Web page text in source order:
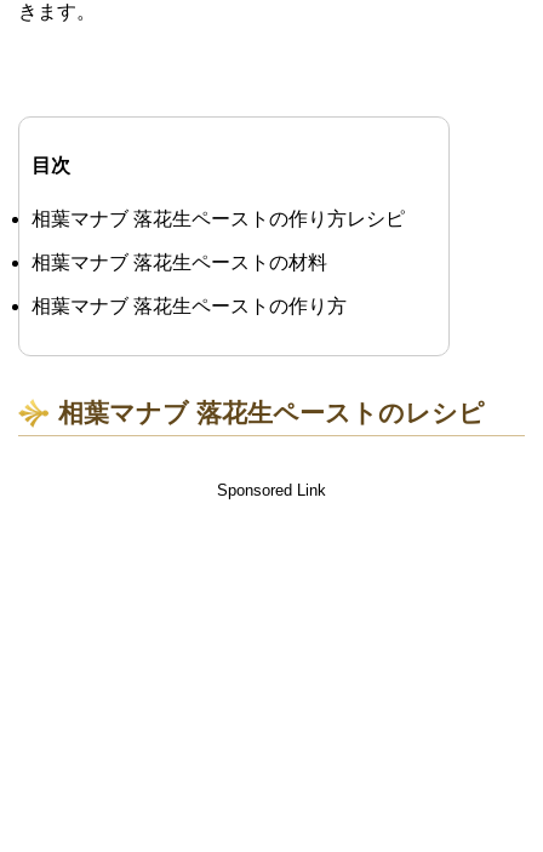
きます。
目次
相葉マナブ 落花生ペーストの作り方レシピ
相葉マナブ 落花生ペーストの材料
相葉マナブ 落花生ペーストの作り方
相葉マナブ 落花生ペーストのレシピ
Sponsored Link